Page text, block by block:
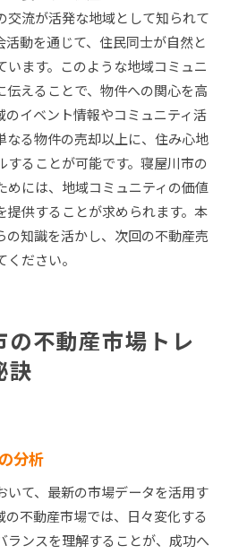
交流が活発な地域として知られて
活動を通じて、住民同士が自然と
います。このような地域コミュニ
伝えることで、物件への関心を高
のイベント情報やコミュニティ活
なる物件の売却以上に、住み心地
することが可能です。寝屋川市の
めには、地域コミュニティの価値
提供することが求められます。本
の知識を活かし、次回の不動産売
ださい。
不動産市場トレ
訣
分析
いて、最新の市場データを活用す
不動産市場では、日々変化する
ランスを理解することが、成功へ